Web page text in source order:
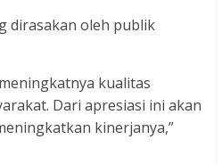
dirasakan oleh publik
kualitas
Dari apresiasi ini akan
kinerjanya,”